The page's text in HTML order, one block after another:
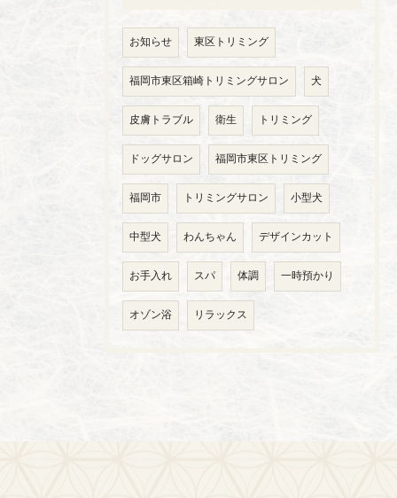
お知らせ 東区トリミング
福岡市東区箱崎トリミングサロン 犬
皮膚トラブル 衛生 トリミング
ドッグサロン 福岡市東区トリミング
福岡市 トリミングサロン 小型犬
中型犬 わんちゃん デザインカット
お手入れ スパ 体調 一時預かり
オゾン浴 リラックス